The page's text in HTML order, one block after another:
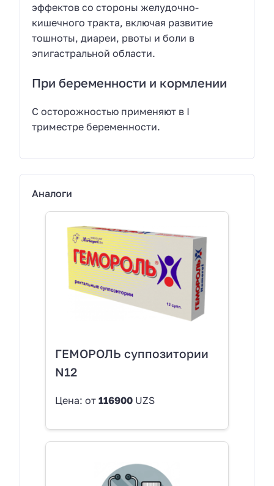
эффектов со стороны желудочно-
кишечного тракта, включая развитие
тошноты, диареи, рвоты и боли в
эпигастральной области.
При беременности и кормлении
С осторожностью применяют в I
триместре беременности.
Аналоги
ГЕМОРОЛЬ суппозитории
N12
Цена: от 116900 UZS